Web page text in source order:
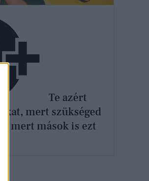
Te azért
mert szükséged
mert mások is ezt